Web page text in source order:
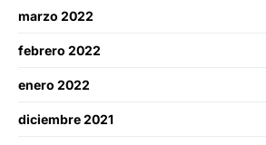
marzo 2022
febrero 2022
enero 2022
diciembre 2021